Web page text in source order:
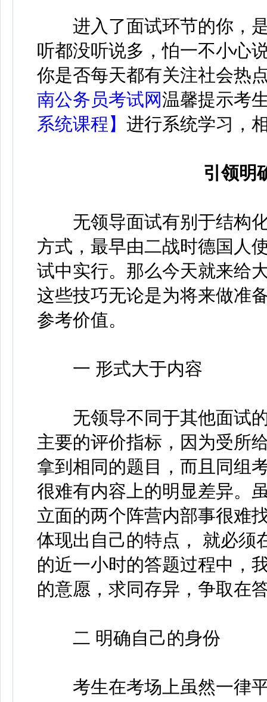
进入了面试环节的你，
听都没听说多，怕一不小心
你是否每天都有关注社会热
南公务员考试网温馨提示考
系统课程】 进行系统学习，
引领明
无领导面试有别于结构化
方式，最早由二战时德国人
试中实行。那么今天就来给
这些技巧无论是为将来做准
参考价值。
一 形式大于内容
无领导不同于其他面试的
主要的评价指标，因为受所
拿到相同的题目，而且同组
很难有内容上的明显差异。
立面的两个阵营内部事很难
体现出自己的特点， 就必须
的近一小时的答题过程中，
的意愿，求同存异，争取在
二 明确自己的身份
考生在考场上虽然一律平